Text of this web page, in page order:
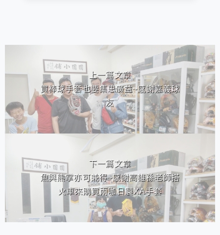
上一篇文章
買棒球手套也要集思廣益~感謝嘉義球
友
下一篇文章
魚與熊掌亦可兼得~感謝高雄孫老師搭
火車來購買兩咖日製XA手套